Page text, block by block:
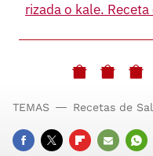
rizada o kale.
TEMAS Recetas de